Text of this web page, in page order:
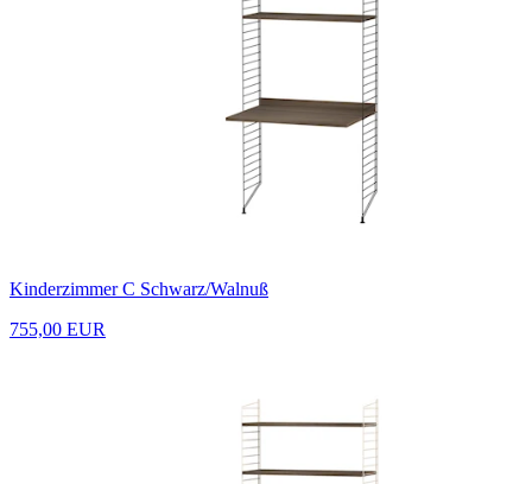
Kinderzimmer C Schwarz/Walnuß
755,00 EUR